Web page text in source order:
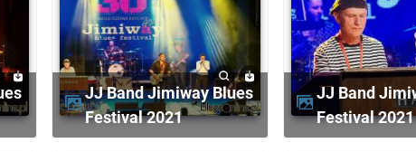
JJ Band Jimiway Blues
Festival 2021
JJ Band Jimiway Blues
Festival 2021